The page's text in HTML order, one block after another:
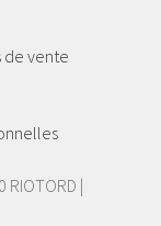
de vente
|